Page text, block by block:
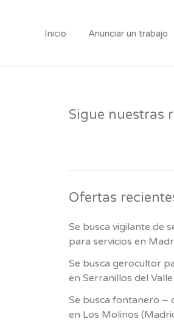
Inicio Anunciar un trabajo
Sigue nuestras
Ofertas
Se busca vigilante de
para servicios en
Se busca gerocultor
en Serranillos del
Se busca fontanero –
en Los Molinos